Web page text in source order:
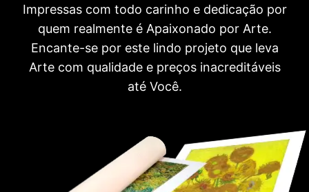
Impressas com todo carinho e dedicação por
quem realmente é Apaixonado por Arte.
Encante-se por este lindo projeto que leva
Arte com qualidade e preços inacreditáveis
até Você.